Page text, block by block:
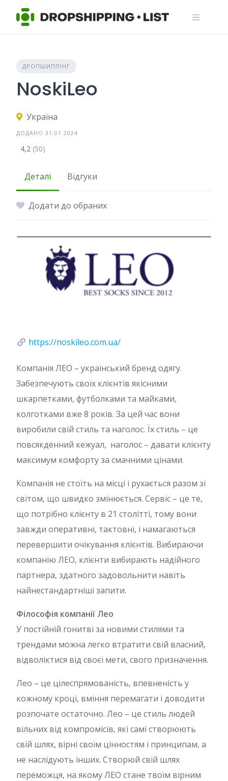
ДРОПШИППІНГ
NoskiLeo
Україна
ДОДАНО 31.01.2024
4,2 (50)
Деталі Відгуки
Додати до обраних
https://noskileo.com.ua/
Компанія ЛЕО – український бренд одягу.
Забезпечують своїх клієнтів якісними
шкарпетками, футболками та майками,
колготками вже 8 років. За цей час вони
виробили свій стиль та наголос. Їх стиль – це
повсякденний кежуал, наголос – давати клієнту
максимум комфорту за смачними цінами.
Компанія не стоїть на місці і рухається разом зі
світом, що швидко змінюється. Сервіс – це те,
що потрібно клієнту в 21 столітті, тому вони
завжди оперативні, тактовні, і намагаються
перевершити очікування клієнтів. Вибираючи
компанію ЛEO, клієнти вибирають надійного
партнера, здатного задовольнити навіть
найнестандартніші запити.
Філософія компанії Лео
У постійній гонитві за новими стилями та
трендами можна легко втратити свій власний,
відволіктися від своєї мети, свого призначення.
Лео – це цілеспрямованість, впевненість у
кожному кроці, вміння перемагати і доводити
розпочате остаточно. Лео – це стиль людей
вільних від компромісів, які самі створюють
свій шлях, вірні своїм цінностям і принципам, а
не наслідують інших. Створюй свій шлях
переможця, на якому ЛЕО стане твоїм вірним